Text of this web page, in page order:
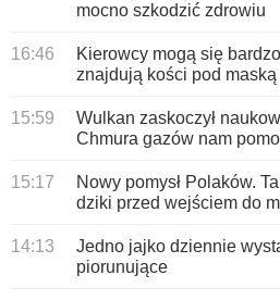
mocno szkodzić zdrowiu
16:46
Kierowcy mogą się
znajdują kości pod maską
15:59
Wulkan zaskoczył
Chmura gazów nam
15:17
Nowy pomysł Polaków.
dziki przed wejściem do
14:13
Jedno jajko dziennie
piorunujące